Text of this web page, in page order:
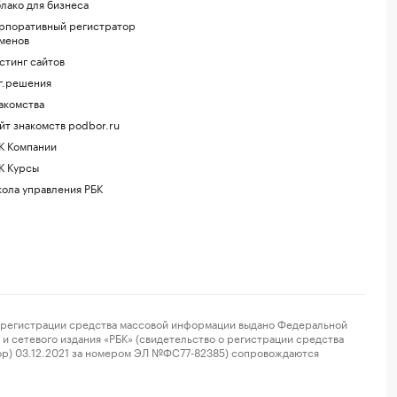
регистратор
сайтов
знакомств podbor.ru
Компании
Курсы
управления РБК
средства массовой информации выдано Федеральной
издания «РБК» (свидетельство о регистрации средства
03.12.2021 за номером ЭЛ №ФС77-82385) сопровождаются